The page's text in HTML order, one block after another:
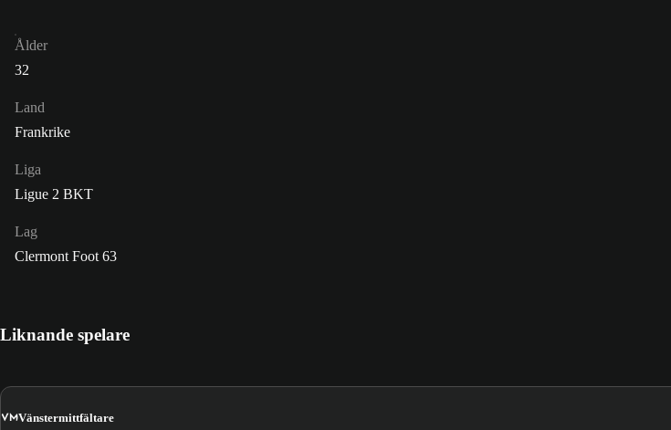
Ålder
32
Land
Frankrike
Liga
Ligue 2 BKT
Lag
Clermont Foot 63
Liknande spelare
VMVänstermittfältare